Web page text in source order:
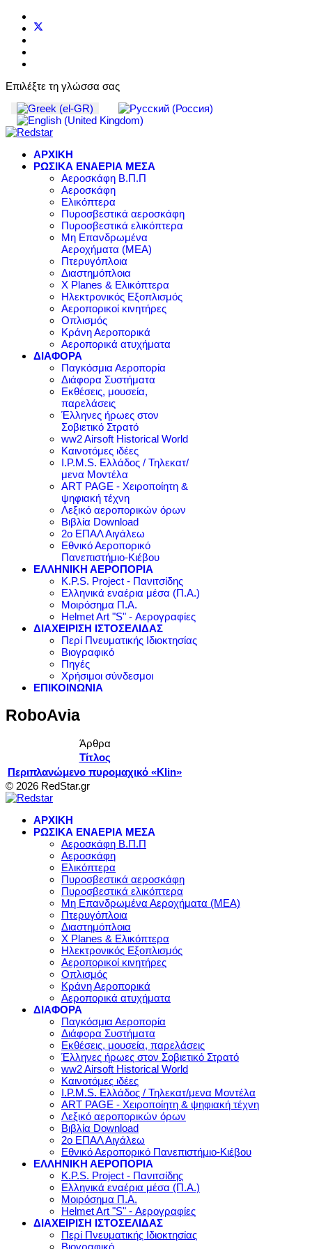
Επιλέξτε τη γλώσσα σας
ΑΡΧΙΚΗ
ΡΩΣΙΚΑ ΕΝΑΕΡΙΑ ΜΕΣΑ
Αεροσκάφη Β.Π.Π
Αεροσκάφη
Ελικόπτερα
Πυροσβεστικά αεροσκάφη
Πυροσβεστικά ελικόπτερα
Μη Επανδρωμένα
Αεροχήματα (ΜΕΑ)
Πτερυγόπλοια
Διαστημόπλοια
X Planes & Ελικόπτερα
Ηλεκτρονικός Εξοπλισμός
Αεροπορικοί κινητήρες
Οπλισμός
Κράνη Αεροπορικά
Αεροπορικά ατυχήματα
ΔΙΑΦΟΡΑ
Παγκόσμια Αεροπορία
Διάφορα Συστήματα
Εκθέσεις, μουσεία,
παρελάσεις
Έλληνες ήρωες στον
Σοβιετικό Στρατό
ww2 Airsoft Historical World
Καινοτόμες ιδέες
I.P.M.S. Ελλάδος / Τηλεκατ/
μενα Μοντέλα
ART PAGE - Χειροποίητη &
ψηφιακή τέχνη
Λεξικό αεροπορικών όρων
Βιβλία Download
2ο ΕΠΑΛ Αιγάλεω
Εθνικό Αεροπορικό
Πανεπιστήμιο-Κιέβου
ΕΛΛΗΝΙΚΗ ΑΕΡΟΠΟΡΙΑ
K.P.S. Project - Πανιτσίδης
Ελληνικά εναέρια μέσα (Π.Α.)
Μοιρόσημα Π.Α.
Helmet Art "S" - Αερογραφίες
ΔΙΑΧΕΙΡΙΣΗ ΙΣΤΟΣΕΛΙΔΑΣ
Περί Πνευματικής Ιδιοκτησίας
Βιογραφικό
Πηγές
Χρήσιμοι σύνδεσμοι
ΕΠΙΚΟΙΝΩΝΙΑ
RoboAvia
Άρθρα
Τίτλος
Περιπλανώμενο πυρομαχικό «Klin»
© 2026 RedStar.gr
ΑΡΧΙΚΗ
ΡΩΣΙΚΑ ΕΝΑΕΡΙΑ ΜΕΣΑ
Αεροσκάφη Β.Π.Π
Αεροσκάφη
Ελικόπτερα
Πυροσβεστικά αεροσκάφη
Πυροσβεστικά ελικόπτερα
Μη Επανδρωμένα Αεροχήματα (ΜΕΑ)
Πτερυγόπλοια
Διαστημόπλοια
X Planes & Ελικόπτερα
Ηλεκτρονικός Εξοπλισμός
Αεροπορικοί κινητήρες
Οπλισμός
Κράνη Αεροπορικά
Αεροπορικά ατυχήματα
ΔΙΑΦΟΡΑ
Παγκόσμια Αεροπορία
Διάφορα Συστήματα
Εκθέσεις, μουσεία, παρελάσεις
Έλληνες ήρωες στον Σοβιετικό Στρατό
ww2 Airsoft Historical World
Καινοτόμες ιδέες
I.P.M.S. Ελλάδος / Τηλεκατ/μενα Μοντέλα
ART PAGE - Χειροποίητη & ψηφιακή τέχνη
Λεξικό αεροπορικών όρων
Βιβλία Download
2ο ΕΠΑΛ Αιγάλεω
Εθνικό Αεροπορικό Πανεπιστήμιο-Κιέβου
ΕΛΛΗΝΙΚΗ ΑΕΡΟΠΟΡΙΑ
K.P.S. Project - Πανιτσίδης
Ελληνικά εναέρια μέσα (Π.Α.)
Μοιρόσημα Π.Α.
Helmet Art "S" - Αερογραφίες
ΔΙΑΧΕΙΡΙΣΗ ΙΣΤΟΣΕΛΙΔΑΣ
Περί Πνευματικής Ιδιοκτησίας